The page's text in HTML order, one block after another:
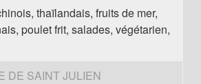
thaïlandais, fruits de mer,
poulet frit, salades, végétarien,
DE SAINT JULIEN